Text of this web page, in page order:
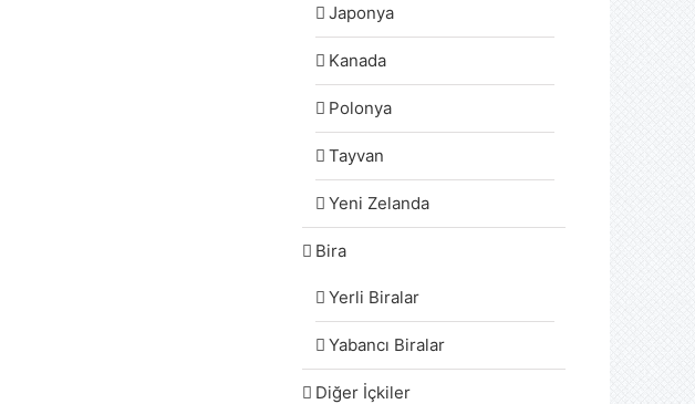
Japonya
Kanada
Polonya
Tayvan
Yeni Zelanda
Bira
Yerli Biralar
Yabancı Biralar
Diğer İçkiler